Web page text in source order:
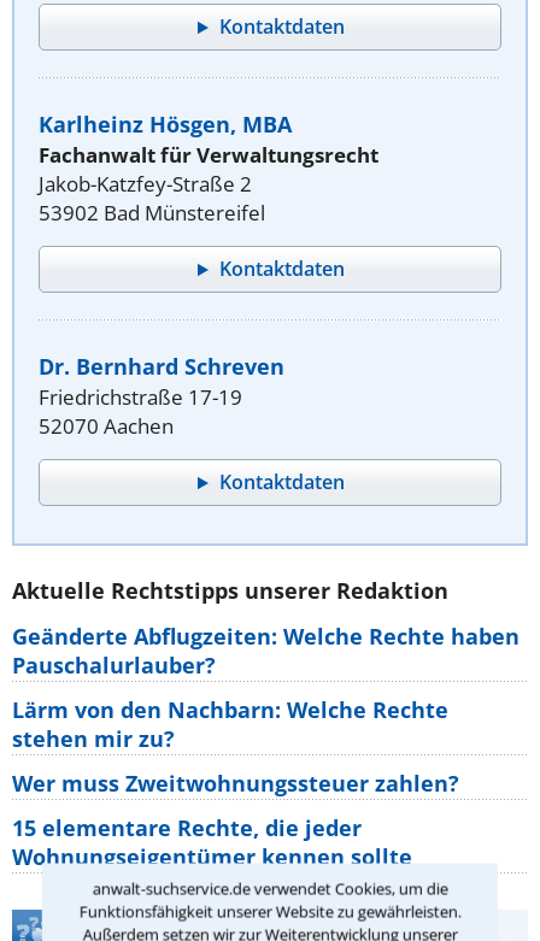
anwalt-suchservice.de verwendet Cookies, um die
Funktionsfähigkeit unserer Website zu gewährleisten.
Außerdem setzen wir zur Weiterentwicklung unserer
Kontaktdaten
Karlheinz Hösgen, MBA
Fachanwalt für Verwaltungsrecht
Jakob-Katzfey-Straße 2
53902 Bad Münstereifel
Kontaktdaten
Dr. Bernhard Schreven
Friedrichstraße 17-19
52070 Aachen
Kontaktdaten
Aktuelle Rechtstipps unserer Redaktion
Geänderte Abflugzeiten: Welche Rechte haben
Pauschalurlauber?
Lärm von den Nachbarn: Welche Rechte
stehen mir zu?
Wer muss Zweitwohnungssteuer zahlen?
15 elementare Rechte, die jeder
Wohnungseigentümer kennen sollte
Teste Dein Rechtswissen